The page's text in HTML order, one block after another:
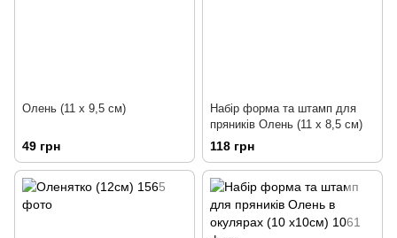
Олень (11 х 9,5 см)
49 грн
Набір форма та штамп для
пряників Олень (11 х 8,5 см)
118 грн